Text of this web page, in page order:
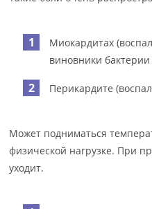
Миокардитах
виновники
Перикардите
Может подниматься
физической нагрузке. При
уходит.